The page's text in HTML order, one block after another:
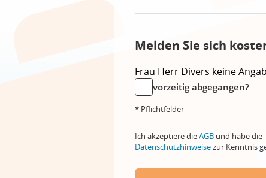
Melden Sie sich
Frau Herr Divers keine
vorzeitig abgegangen?
* Pflichtfelder
Ich akzeptiere dieAGB und habe die
Datenschutzhinweisezur Kenntnis